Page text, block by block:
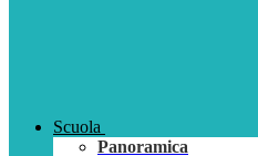
Scuola
Panoramica